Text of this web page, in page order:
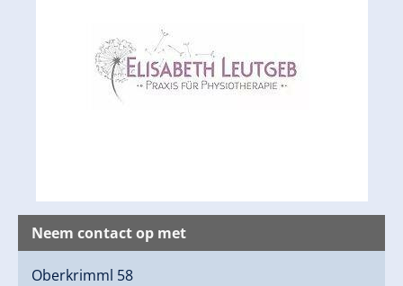
Neem contact op met
Oberkrimml 58